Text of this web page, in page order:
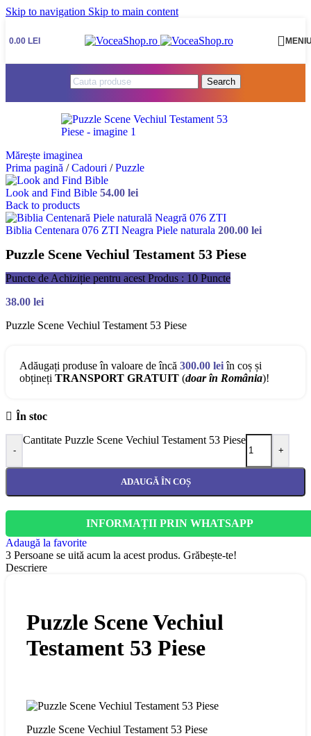
Skip to navigation Skip to main content
0.00 LEI
Search
Mărește imaginea
Prima pagină / Cadouri / Puzzle
Look and Find Bible 54.00 lei
Back to products
Biblia Centenara 076 ZTI Neagra Piele naturala 200.00 lei
Puzzle Scene Vechiul Testament 53 Piese
Puncte de Achiziție pentru acest Produs : 10 Puncte
38.00 lei
Puzzle Scene Vechiul Testament 53 Piese
Adăugați produse în valoare de încă 300.00 leiîn coș și
obțineți TRANSPORT GRATUIT (doar în România)!
În stoc
-
Cantitate Puzzle Scene Vechiul Testament 53 Piese
+
ADAUGĂ ÎN COȘ
INFORMAȚII PRIN WHATSAPP
Adaugă la favorite
3 Persoane se uită acum la acest produs. Grăbește-te!
Descriere
Puzzle Scene Vechiul
Testament 53 Piese
Puzzle Scene Vechiul Testament 53 Piese